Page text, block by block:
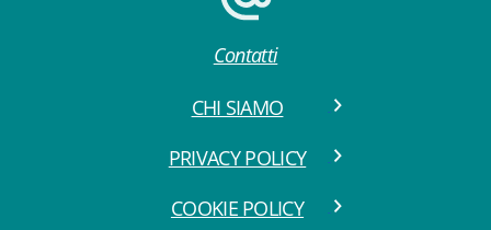
Contatti
CHI SIAMO
PRIVACY POLICY
COOKIE POLICY